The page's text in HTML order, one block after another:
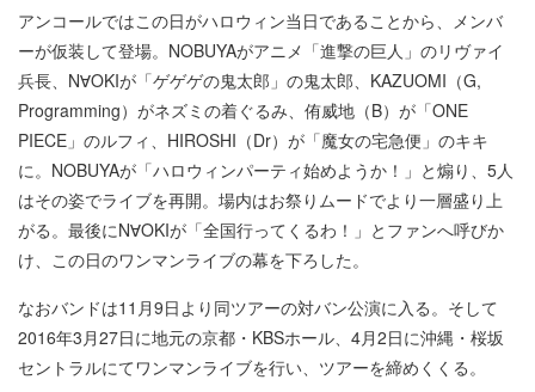
アンコールではこの日がハロウィン当日であることから、メンバ
ーが仮装して登場。NOBUYAがアニメ「進撃の巨人」のリヴァイ
兵長、N∀OKIが「ゲゲゲの鬼太郎」の鬼太郎、KAZUOMI（G,
Programming）がネズミの着ぐるみ、侑威地（B）が「ONE
PIECE」のルフィ、HIROSHI（Dr）が「魔女の宅急便」のキキ
に。NOBUYAが「ハロウィンパーティ始めようか！」と煽り、5人
はその姿でライブを再開。場内はお祭りムードでより一層盛り上
がる。最後にN∀OKIが「全国行ってくるわ！」とファンへ呼びか
け、この日のワンマンライブの幕を下ろした。
なおバンドは11月9日より同ツアーの対バン公演に入る。そして
2016年3月27日に地元の京都・KBSホール、4月2日に沖縄・桜坂
セントラルにてワンマンライブを行い、ツアーを締めくくる。